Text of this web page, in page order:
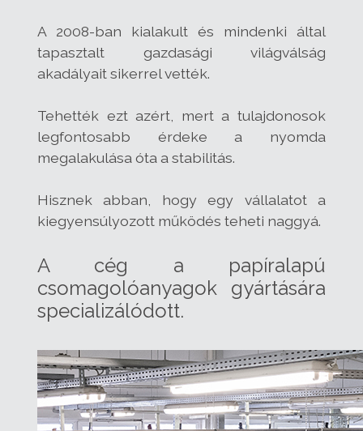
A 2008-ban kialakult és mindenki által
tapasztalt gazdasági világválság
akadályait sikerrel vették.
Tehették ezt azért, mert a tulajdonosok
legfontosabb érdeke a nyomda
megalakulása óta a stabilitás.
Hisznek abban, hogy egy vállalatot a
kiegyensúlyozott működés teheti naggyá.
A cég a papíralapú
csomagolóanyagok gyártására
specializálódott.